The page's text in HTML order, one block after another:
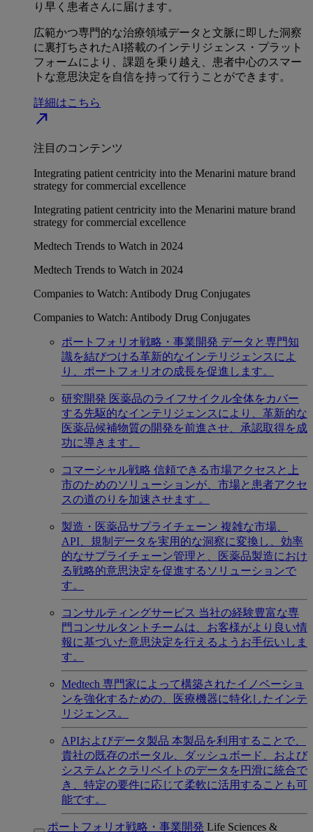
り早く患者さんに届けます。
広範かつ専門的な治療領域データと文脈に即した洞察
に裏打ちされたAI搭載のインテリジェンス・プラット
フォームにより、課題を乗り越え、患者中心のスマー
トな意思決定を自信を持って行うことができます。
詳細はこちら
north_east
注目のコンテンツ
Integrating patient centricity into the Menarini mature brand
strategy for commercial excellence
Integrating patient centricity into the Menarini mature brand
strategy for commercial excellence
Medtech Trends to Watch in 2024
Medtech Trends to Watch in 2024
Companies to Watch: Antibody Drug Conjugates
Companies to Watch: Antibody Drug Conjugates
ポートフォリオ戦略・事業開発 データと専門知
識を結びつける革新的なインテリジェンスによ
り、ポートフォリオの成長を促進します。
研究開発 医薬品のライフサイクル全体をカバー
する先駆的なインテリジェンスにより、革新的な
医薬品候補物質の開発を前進させ、承認取得を成
功に導きます。
コマーシャル戦略 信頼できる市場アクセスと上
市のためのソリューションが、市場と患者アクセ
スの道のりを加速させます 。
製造・医薬品サプライチェーン 複雑な市場、
API、規制データを実用的な洞察に変換し、効率
的なサプライチェーン管理と、医薬品製造におけ
る戦略的意思決定を促進するソリューションで
す。
コンサルティングサービス 当社の経験豊富な専
門コンサルタントチームは、お客様がより良い情
報に基づいた意思決定を行えるようお手伝いしま
す。
Medtech 専門家によって構築されたイノベーショ
ンを強化するための、医療機器に特化したインテ
リジェンス。
APIおよびデータ製品 本製品を利用することで、
貴社の既存のポータル、ダッシュボード、および
システムとクラリベイトのデータを円滑に統合で
き、特定の要件に応じて柔軟に活用することも可
能です。
ポートフォリオ戦略・事業開発 Life Sciences &